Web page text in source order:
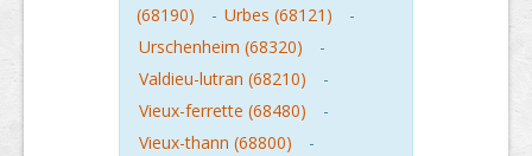
(68190)
- Urbes (68121)
-
Urschenheim (68320)
-
Valdieu-lutran (68210)
-
Vieux-ferrette (68480)
-
Vieux-thann (68800)
-